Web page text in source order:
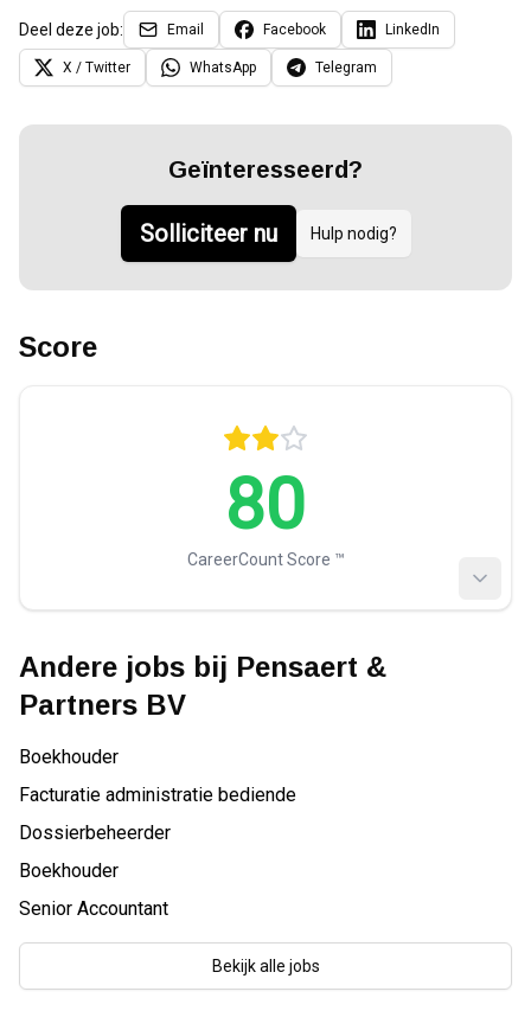
Deel deze job: Email Facebook LinkedIn
X / Twitter WhatsApp Telegram
Geïnteresseerd?
Solliciteer nu Hulp nodig?
Score
80
CareerCount Score ™️
Andere jobs bij Pensaert &
Partners BV
Boekhouder
Facturatie administratie bediende
Dossierbeheerder
Boekhouder
Senior Accountant
Bekijk alle jobs